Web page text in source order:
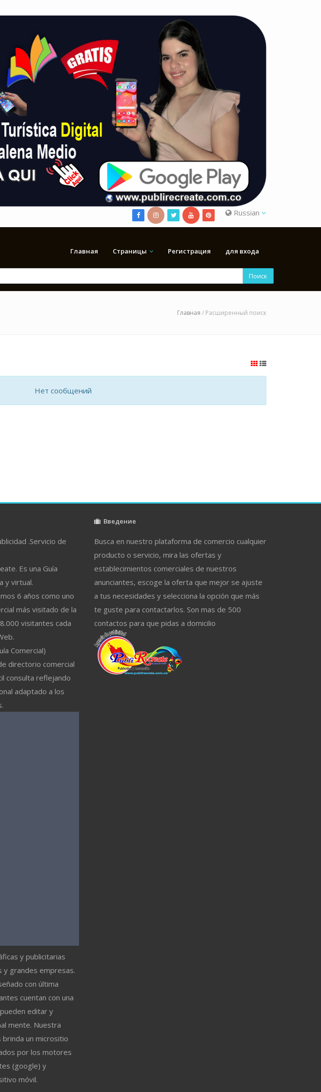
Russian
Главная Страницы Регистрация для входа
Поиск
Главная / Расширенный поиск
Нет сообщений
.Servicio de
Es una Guía
y virtual.
6 años como uno
más visitado de la
visitantes cada
Comercial)
directorio comercial
consulta reflejando
adaptado a los
y publicitarias
y grandes empresas.
con última
cuentan con una
editar y
mente. Nuestra
un micrositio
por los motores
(google) y
móvil.
Введение
Busca en nuestro plataforma de comercio cualquier
producto o servicio, mira las ofertas y
establecimientos comerciales de nuestros
anunciantes, escoge la oferta que mejor se ajuste
a tus necesidades y selecciona la opción que más
te guste para contactarlos. Son mas de 500
contactos para que pidas a domicilio